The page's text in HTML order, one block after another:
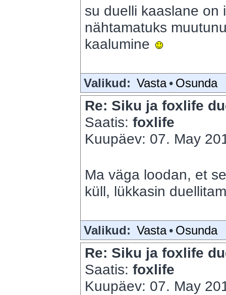
su duelli kaaslane on
nähtamatuks
kaalumine
Valikud: Vasta • Osunda
Re: Siku ja foxlife
Saatis: foxlife
Kuupäev: 07. May
Ma väga loodan, et
küll, lükkasin
Valikud: Vasta • Osunda
Re: Siku ja foxlife
Saatis: foxlife
Kuupäev: 07. May